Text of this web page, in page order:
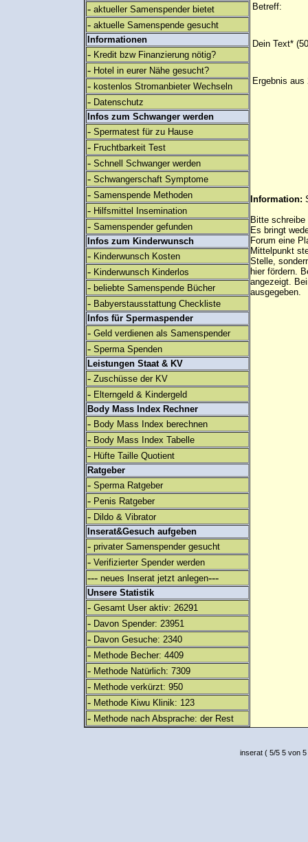
- aktueller Samenspender bietet
- aktuelle Samenspende gesucht
Informationen
- Kredit bzw Finanzierung nötig?
- Hotel in eurer Nähe gesucht?
- kostenlos Stromanbieter Wechseln
- Datenschutz
Infos zum Schwanger werden
- Spermatest für zu Hause
- Fruchtbarkeit Test
- Schnell Schwanger werden
- Schwangerschaft Symptome
- Samenspende Methoden
- Hilfsmittel Insemination
- Samenspender gefunden
Infos zum Kinderwunsch
- Kinderwunsch Kosten
- Kinderwunsch Kinderlos
- beliebte Samenspende Bücher
- Babyerstausstattung Checkliste
Infos für Spermaspender
- Geld verdienen als Samenspender
- Sperma Spenden
Leistungen Staat & KV
- Zuschüsse der KV
- Elterngeld & Kindergeld
Body Mass Index Rechner
- Body Mass Index berechnen
- Body Mass Index Tabelle
- Hüfte Taille Quotient
Ratgeber
- Sperma Ratgeber
- Penis Ratgeber
- Dildo & Vibrator
Inserat&Gesuch aufgeben
- privater Samenspender gesucht
- Verifizierter Spender werden
--- neues Inserat jetzt anlegen---
Unsere Statistik
- Gesamt User aktiv: 26291
- Davon Spender: 23951
- Davon Gesuche: 2340
- Methode Becher: 4409
- Methode Natürlich: 7309
- Methode verkürzt: 950
- Methode Kiwu Klinik: 123
- Methode nach Absprache: der Rest
Betreff:
Dein Text*
Ergebnis aus
Information:
Bitte
Es bringt
Forum eine
Mittelpunkt
Stelle,
hier fördern.
angezeigt.
ausgegeben.
inserat( 5/5 5 von 5